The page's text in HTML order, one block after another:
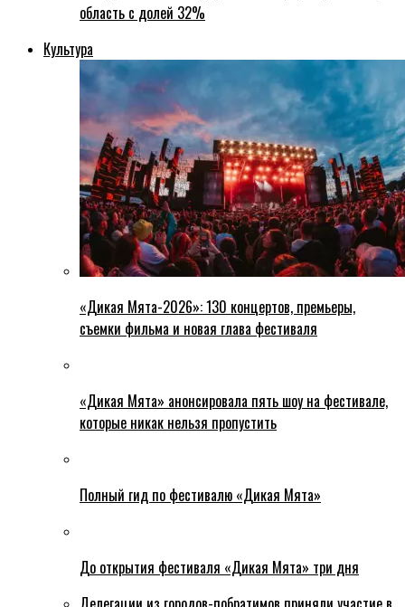
область с долей 32%
Культура
«Дикая Мята-2026»: 130 концертов, премьеры,
съемки фильма и новая глава фестиваля
«Дикая Мята» анонсировала пять шоу на фестивале,
которые никак нельзя пропустить
Полный гид по фестивалю «Дикая Мята»
До открытия фестиваля «Дикая Мята» три дня